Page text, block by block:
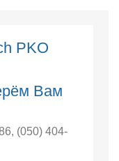
PKO
Вам
, (050) 404-